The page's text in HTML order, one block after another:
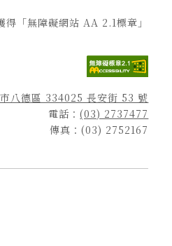
得「無障礙網站 AA 2.1標章」
八德區 334025 長安街 53 號
電話：(03) 2737477
傳真：(03) 2752167